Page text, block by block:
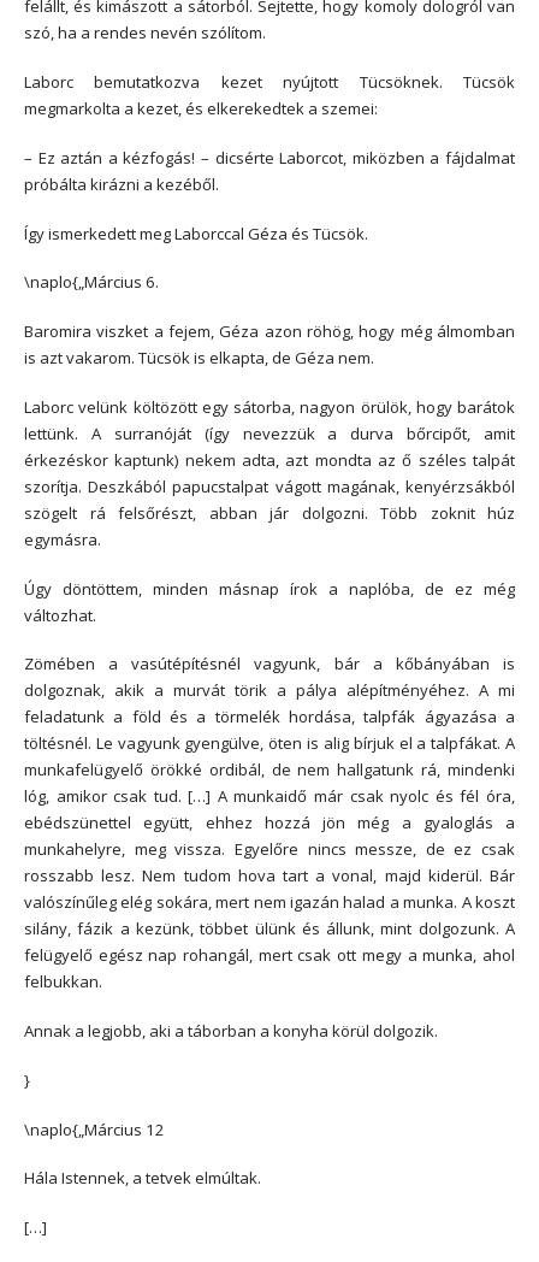
felállt, és kimászott a sátorból. Sejtette, hogy komoly dologról van
szó, ha a rendes nevén szólítom.
Laborc bemutatkozva kezet nyújtott Tücsöknek. Tücsök
megmarkolta a kezet, és elkerekedtek a szemei:
– Ez aztán a kézfogás! – dicsérte Laborcot, miközben a fájdalmat
próbálta kirázni a kezéből.
Így ismerkedett meg Laborccal Géza és Tücsök.
\naplo{„Március 6.
Baromira viszket a fejem, Géza azon röhög, hogy még álmomban
is azt vakarom. Tücsök is elkapta, de Géza nem.
Laborc velünk költözött egy sátorba, nagyon örülök, hogy barátok
lettünk. A surranóját (így nevezzük a durva bőrcipőt, amit
érkezéskor kaptunk) nekem adta, azt mondta az ő széles talpát
szorítja. Deszkából papucstalpat vágott magának, kenyérzsákból
szögelt rá felsőrészt, abban jár dolgozni. Több zoknit húz
egymásra.
Úgy döntöttem, minden másnap írok a naplóba, de ez még
változhat.
Zömében a vasútépítésnél vagyunk, bár a kőbányában is
dolgoznak, akik a murvát törik a pálya alépítményéhez. A mi
feladatunk a föld és a törmelék hordása, talpfák ágyazása a
töltésnél. Le vagyunk gyengülve, öten is alig bírjuk el a talpfákat. A
munkafelügyelő örökké ordibál, de nem hallgatunk rá, mindenki
lóg, amikor csak tud. […] A munkaidő már csak nyolc és fél óra,
ebédszünettel együtt, ehhez hozzá jön még a gyaloglás a
munkahelyre, meg vissza. Egyelőre nincs messze, de ez csak
rosszabb lesz. Nem tudom hova tart a vonal, majd kiderül. Bár
valószínűleg elég sokára, mert nem igazán halad a munka. A koszt
silány, fázik a kezünk, többet ülünk és állunk, mint dolgozunk. A
felügyelő egész nap rohangál, mert csak ott megy a munka, ahol
felbukkan.
Annak a legjobb, aki a táborban a konyha körül dolgozik.
}
\naplo{„Március 12
Hála Istennek, a tetvek elmúltak.
[…]